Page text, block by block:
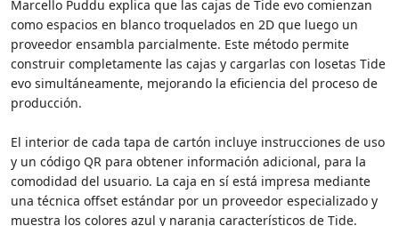
Marcello Puddu explica que las cajas de Tide evo comienzan
como espacios en blanco troquelados en 2D que luego un
proveedor ensambla parcialmente. Este método permite
construir completamente las cajas y cargarlas con losetas Tide
evo simultáneamente, mejorando la eficiencia del proceso de
producción.
El interior de cada tapa de cartón incluye instrucciones de uso
y un código QR para obtener información adicional, para la
comodidad del usuario. La caja en sí está impresa mediante
una técnica offset estándar por un proveedor especializado y
muestra los colores azul y naranja característicos de Tide.